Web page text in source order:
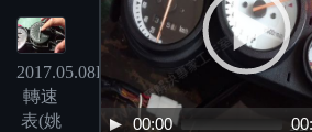
2017.05.08FZR
轉速
表(姚
00:00